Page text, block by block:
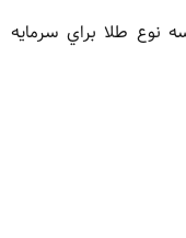
نوع طلا براي سرمايه